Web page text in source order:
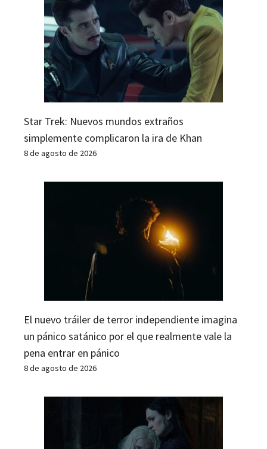
Star Trek: Nuevos mundos extraños
simplemente complicaron la ira de Khan
8 de agosto de 2026
El nuevo tráiler de terror independiente imagina
un pánico satánico por el que realmente vale la
pena entrar en pánico
8 de agosto de 2026